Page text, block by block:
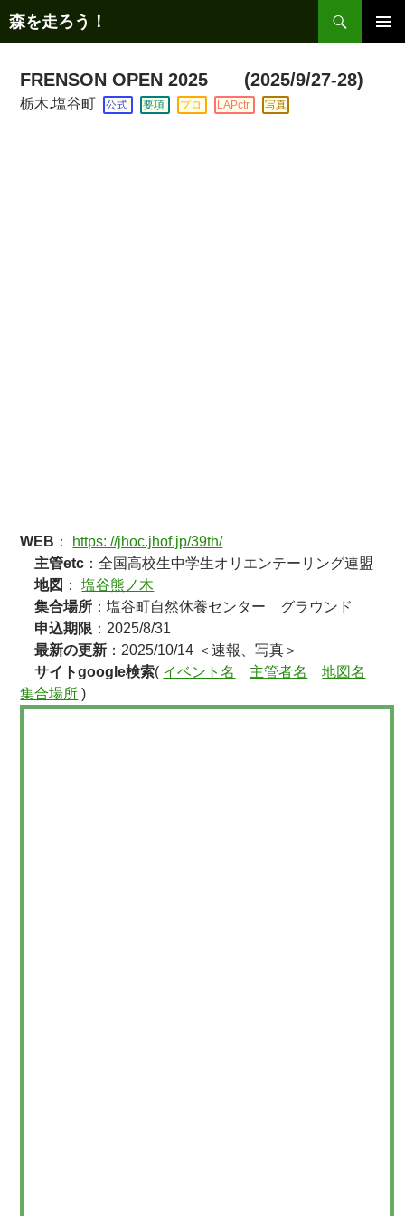
ン
森を走ろう！
検
索
FRENSON OPEN 2025 (2025/9/27-28)
栃木.塩谷町 公式 要項 プロ LAPctr 写真
WEB ： https: //jhoc.jhof.jp/39th/
主管etc ：全国高校生中学生オリエンテーリング連盟
地図 ：塩谷熊ノ木
集合場所 ：塩谷町自然休養センター グラウンド
申込期限 ：2025/8/31
最新の更新 ：2025/10/14 ＜速報、写真＞
サイトgoogle検索( イベント名 主管者名
地図名
集合場所 )